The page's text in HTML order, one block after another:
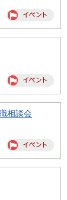
相談会